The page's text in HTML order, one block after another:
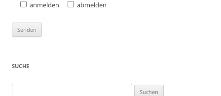
anmelden
abmelden
SUCHE